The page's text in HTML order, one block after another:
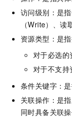
访问级别：是
（Write）、读
资源类型：是
对于必选的
对于不支持
条件关键字：
关联操作：是
同时具备关联